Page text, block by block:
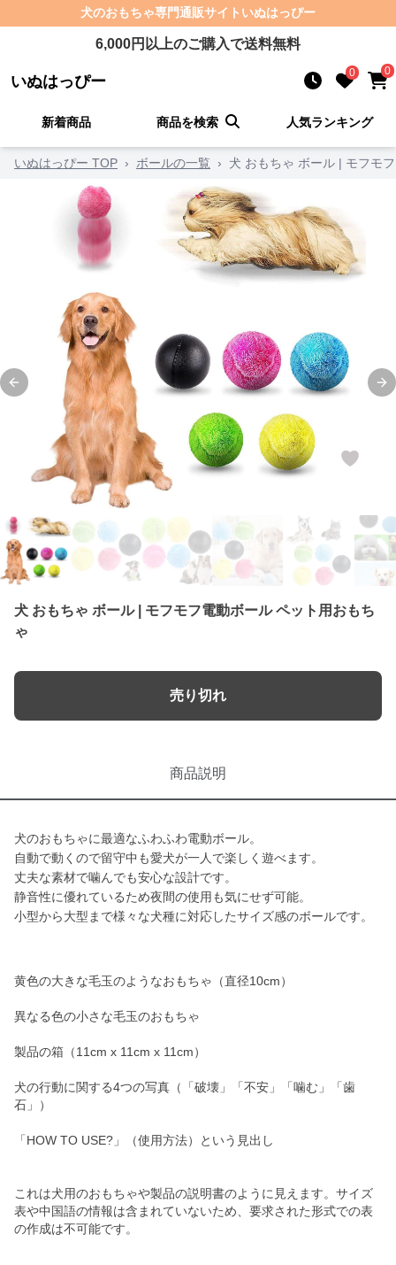
犬のおもちゃ専門通販サイト いぬはっぴー
6,000円以上のご購入で送料無料
いぬはっぴー 0 0
新着商品 商品を検索 人気ランキング
いぬはっぴー TOP › ボールの一覧 › 犬 おもちゃ ボール | モフモ
Previous slide
犬 おもちゃ ボール | モフモフ電動ボール ペット用おもち
ゃ
売り切れ
商品説明
犬のおもちゃに最適なふわふわ電動ボール。
自動で動くので留守中も愛犬が一人で楽しく遊べます。
丈夫な素材で噛んでも安心な設計です。
静音性に優れているため夜間の使用も気にせず可能。
小型から大型まで様々な犬種に対応したサイズ感のボールです。
黄色の大きな毛玉のようなおもちゃ（直径10cm）
異なる色の小さな毛玉のおもちゃ
製品の箱（11cm x 11cm x 11cm）
犬の行動に関する4つの写真（「破壊」「不安」「噛む」「歯
石」）
「HOW TO USE?」（使用方法）という見出し
これは犬用のおもちゃや製品の説明書のように見えます。サイズ
表や中国語の情報は含まれていないため、要求された形式での表
の作成は不可能です。